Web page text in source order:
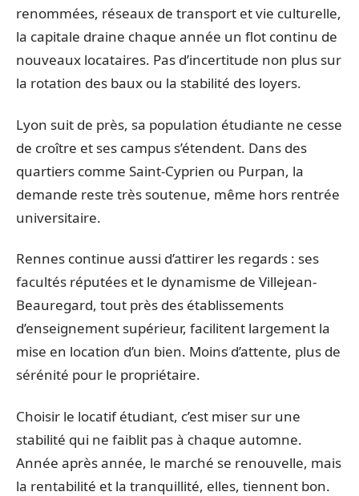
renommées, réseaux de transport et vie culturelle,
la capitale draine chaque année un flot continu de
nouveaux locataires. Pas d’incertitude non plus sur
la rotation des baux ou la stabilité des loyers.
Lyon suit de près, sa population étudiante ne cesse
de croître et ses campus s’étendent. Dans des
quartiers comme Saint-Cyprien ou Purpan, la
demande reste très soutenue, même hors rentrée
universitaire.
Rennes continue aussi d’attirer les regards : ses
facultés réputées et le dynamisme de Villejean-
Beauregard, tout près des établissements
d’enseignement supérieur, facilitent largement la
mise en location d’un bien. Moins d’attente, plus de
sérénité pour le propriétaire.
Choisir le locatif étudiant, c’est miser sur une
stabilité qui ne faiblit pas à chaque automne.
Année après année, le marché se renouvelle, mais
la rentabilité et la tranquillité, elles, tiennent bon.